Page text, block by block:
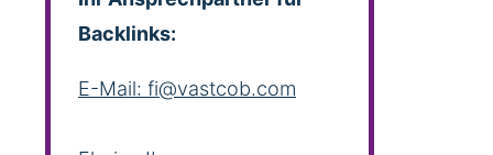
Backlinks:
E-Mail: fi@vastcob.com